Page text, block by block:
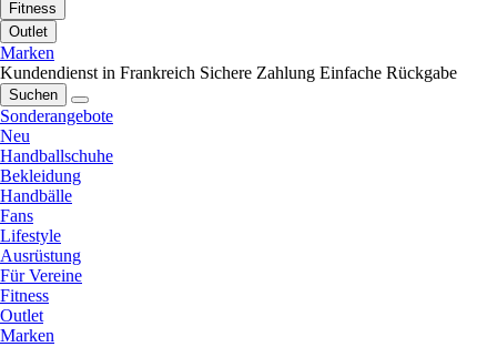
Fitness
Outlet
Marken
Kundendienst in Frankreich Sichere Zahlung Einfache Rückgabe
Suchen
Sonderangebote
Neu
Handballschuhe
Bekleidung
Handbälle
Fans
Lifestyle
Ausrüstung
Für Vereine
Fitness
Outlet
Marken